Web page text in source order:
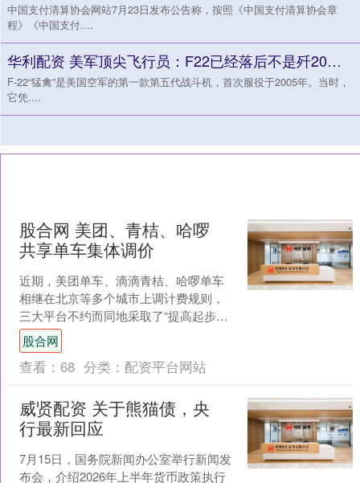
中国支付清算协会网站7月23日发布公告称，按照《中国支付清算协会章
程》《中国支付....
华利配资 美军顶尖飞行员：F22已经落后不是歼20的对手，只有F35能对抗歼20_谢夫_第五代战斗机_数据链
F-22“猛禽”是美国空军的第一款第五代战斗机，首次服役于2005年。当时，
它凭....
股合网 美团、青桔、哈啰
共享单车集体调价
近期，美团单车、滴滴青桔、哈啰单车
相继在北京等多个城市上调计费规则，
三大平台不约而同地采取了“提高起步定
价、拉长基础骑行时长”的组合策略：起
步价从此前的1.5元....
股合网
查看： 68 分类： 配资平台网站
威贤配资 关于熊猫债，央
行最新回应
7月15日，国务院新闻办公室举行新闻发
布会，介绍2026年上半年货币政策执行